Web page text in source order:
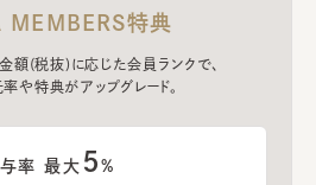
MEMBERS特典
額(税抜)に応じた会員ランクで、
や特典がアップグレード。
与率 最大 5%